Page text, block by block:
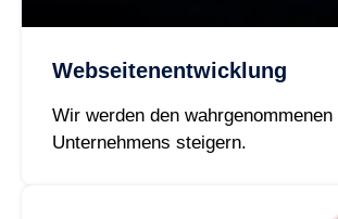
Webseitenentwicklung
Wir werden den
Unternehmens steigern.